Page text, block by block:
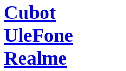
Cubot
UleFone
Realme